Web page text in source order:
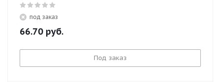
под заказ
66.70 руб.
Под заказ